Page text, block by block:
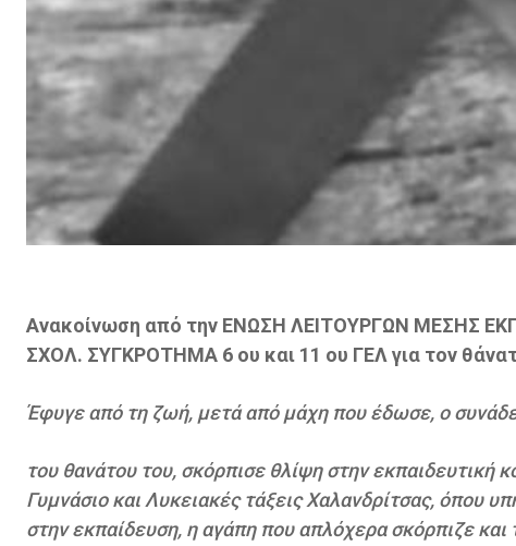
Ανακοίνωση από την ΕΝΩΣΗ ΛΕΙΤΟΥΡΓΩΝ ΜΕΣΗΣ
ΣΧΟΛ. ΣΥΓΚΡΟΤΗΜΑ 6 ου και 11 ου ΓΕΛ για τον
Έφυγε από τη ζωή, μετά από μάχη που έδωσε, ο
του θανάτου του, σκόρπισε θλίψη στην εκπαιδευτική
Γυμνάσιο και Λυκειακές τάξεις Χαλανδρίτσας, όπου
στην εκπαίδευση, η αγάπη που απλόχερα σκόρπιζε